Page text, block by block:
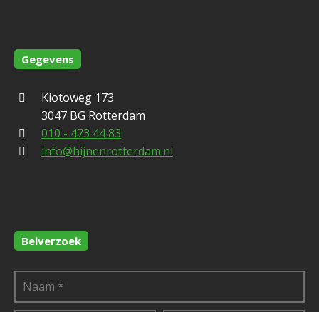
Gegevens
Kiotoweg 173
3047 BG Rotterdam
010 - 473 44 83
info@hijnenrotterdam.nl
Belverzoek